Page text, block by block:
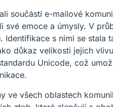
součástí e-mailové
své emoce a úmysly. V
Identifikace s nimi se
důkaz velikosti jejich
Unicode, což
ve všech oblastech